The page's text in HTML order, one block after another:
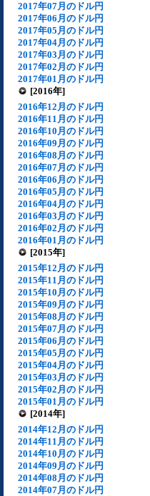
2017年07月のドル円
2017年06月のドル円
2017年05月のドル円
2017年04月のドル円
2017年03月のドル円
2017年02月のドル円
2017年01月のドル円
[2016年]
2016年12月のドル円
2016年11月のドル円
2016年10月のドル円
2016年09月のドル円
2016年08月のドル円
2016年07月のドル円
2016年06月のドル円
2016年05月のドル円
2016年04月のドル円
2016年03月のドル円
2016年02月のドル円
2016年01月のドル円
[2015年]
2015年12月のドル円
2015年11月のドル円
2015年10月のドル円
2015年09月のドル円
2015年08月のドル円
2015年07月のドル円
2015年06月のドル円
2015年05月のドル円
2015年04月のドル円
2015年03月のドル円
2015年02月のドル円
2015年01月のドル円
[2014年]
2014年12月のドル円
2014年11月のドル円
2014年10月のドル円
2014年09月のドル円
2014年08月のドル円
2014年07月のドル円